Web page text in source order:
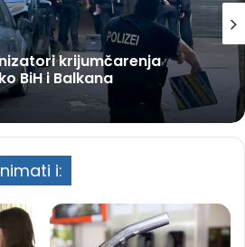
krijumčarenja
BiH i Balkana
i: